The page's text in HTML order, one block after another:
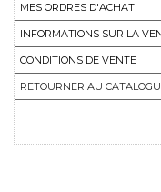
MES ORDRES D'ACHAT
INFORMATIONS SUR LA
CONDITIONS DE VENTE
RETOURNER AU